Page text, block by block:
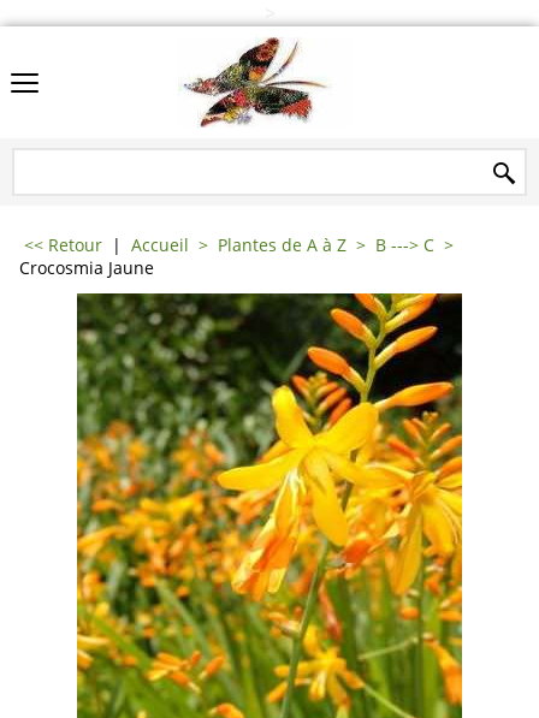
<< Retour | Accueil > Plantes de A à Z > B ---> C >
Crocosmia Jaune